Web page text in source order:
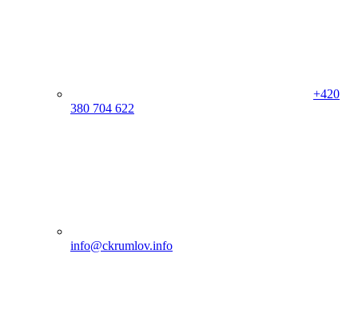
+420
380 704 622
info@ckrumlov.info